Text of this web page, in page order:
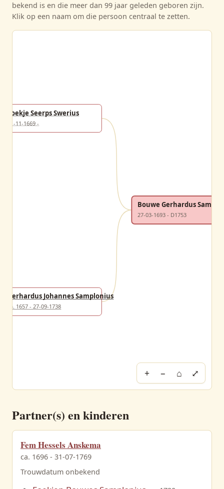
bekend is en die meer dan 99 jaar geleden geboren zijn.
Klik op een naam om die persoon centraal te zetten.
Foekje Seerps Swerius
21-11-1669 -
Gerhardus Johannes Samplonius
ca. 1657 - 27-09-1738
Bouwe Gerhardus
27-03-1693 - D1753
+ − ⌂ ⤢
Partner(s) en kinderen
Fem Hessels Anskema
ca. 1696 - 31-07-1769
Trouwdatum onbekend